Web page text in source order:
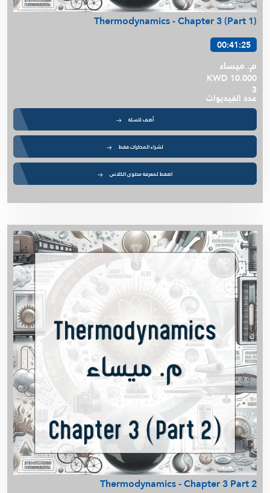
Thermodynamics - Chapter 3 (Part 1)
00:41:25
م. ميساء
KWD 10.000
3
عدد الفيديوات
أضف للسلة
لشراء المذكرات فقط
اضغط لمعرفة محتوى الكلاس
Thermodynamics - Chapter 3 Part 2